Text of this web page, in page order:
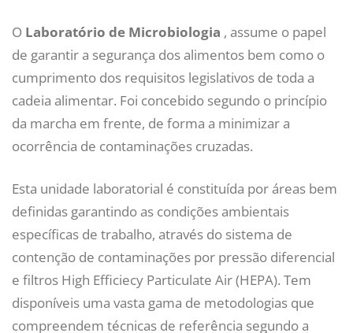
O Laboratório de Microbiologia , assume o papel
de garantir a segurança dos alimentos bem como o
cumprimento dos requisitos legislativos de toda a
cadeia alimentar. Foi concebido segundo o princípio
da marcha em frente, de forma a minimizar a
ocorrência de contaminações cruzadas.
Esta unidade laboratorial é constituída por áreas bem
definidas garantindo as condições ambientais
específicas de trabalho, através do sistema de
contenção de contaminações por pressão diferencial
e filtros High Efficiecy Particulate Air (HEPA). Tem
disponíveis uma vasta gama de metodologias que
compreendem técnicas de referência segundo a